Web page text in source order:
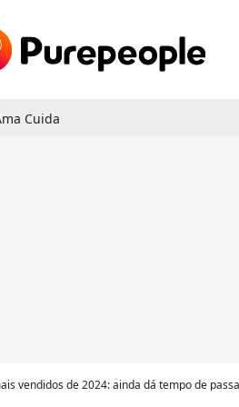
Cuida
vendidos de 2024: ainda dá tempo de